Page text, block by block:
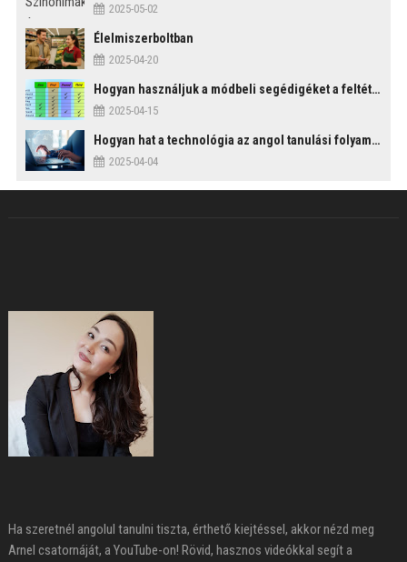
2025-05-02
Élelmiszerboltban
2025-04-20
Hogyan használjuk a módbeli segédigéket a feltételes mondatszerkezetekben?
2025-04-15
Hogyan hat a technológia az angol tanulási folyamatokra?
2025-04-04
Ha szeretnél angolul tanulni tiszta, érthető kiejtéssel, akkor nézd meg
Arnel csatornáját, a YouTube-on! Rövid, hasznos videókkal segít a